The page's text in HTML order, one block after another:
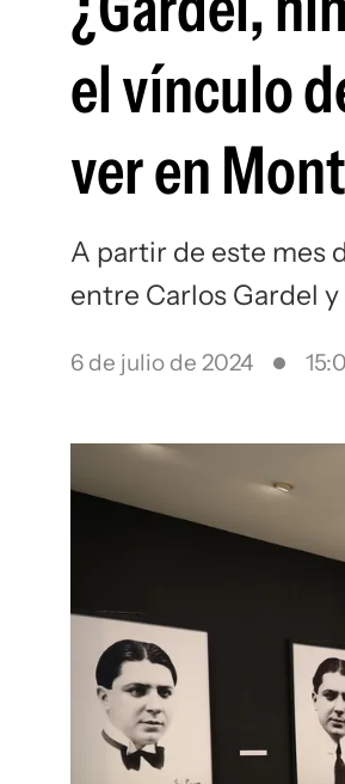
el vínculo
ver en
A partir de este mes
entre Carlos Gardel
6 de julio de 2024